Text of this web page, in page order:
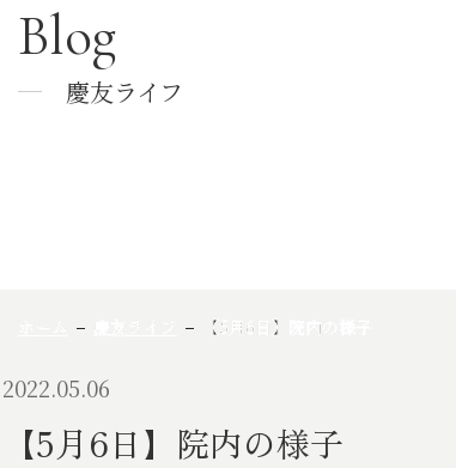
Blog
慶友ライフ
慶友ライフ 【5月6日】院内の様子
2022.05.06
【5月6日】院内の様子